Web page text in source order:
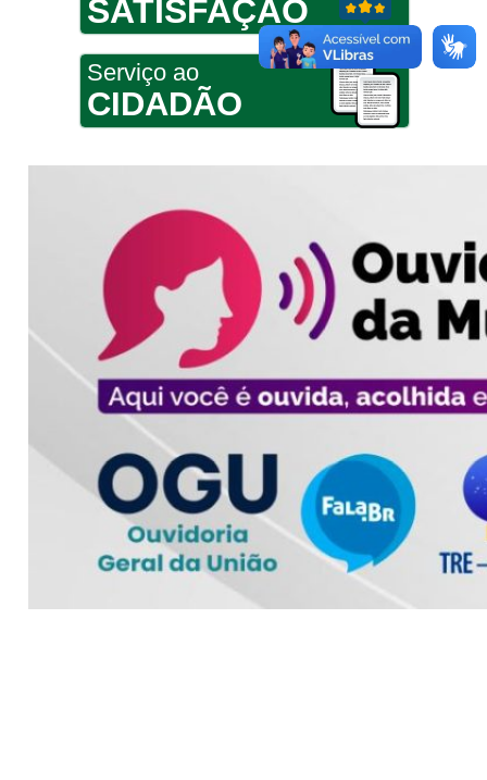
SATISFAÇÃO
Serviço ao
CIDADÃO